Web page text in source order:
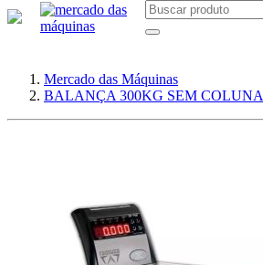
Mercado das Máquinas
BALANÇA 300KG SEM COLUNA